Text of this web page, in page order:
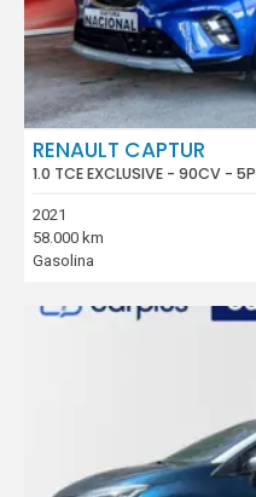
RENAULT CAPTUR
1.0 TCE EXCLUSIVE - 90CV - 5P
2021
58.000 km
Gasolina